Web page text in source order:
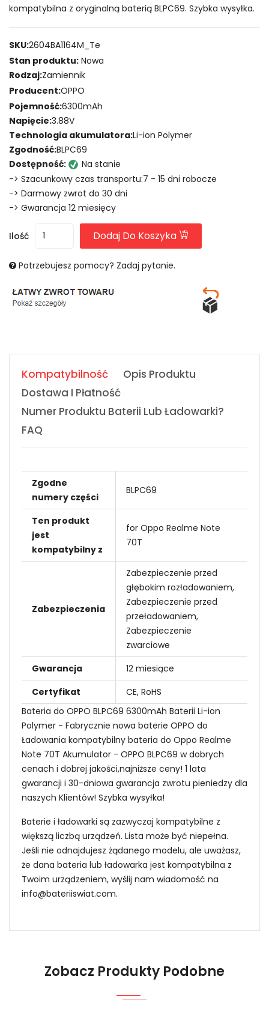
kompatybilna z oryginalną baterią BLPC69. Szybka wysyłka.
SKU:2604BA1164M_Te
Stan produktu: Nowa
Rodzaj:Zamiennik
Producent:OPPO
Pojemność:6300mAh
Napięcie:3.88V
Technologia akumulatora:Li-ion Polymer
Zgodność:BLPC69
Dostępność:
Na stanie
-> Szacunkowy czas transportu:7 - 15 dni robocze
-> Darmowy zwrot do 30 dni
-> Gwarancja 12 miesięcy
Ilość Dodaj Do Koszyka
Potrzebujesz pomocy? Zadaj pytanie.
Kompatybilność
Opis Produktu
Dostawa I Płatność
Numer Produktu Baterii Lub Ładowarki?
FAQ
Zgodne
numery części
BLPC69
Ten produkt
jest
kompatybilny z
for Oppo Realme Note
70T
Zabezpieczenia
Zabezpieczenie przed
głębokim rozładowaniem,
Zabezpieczenie przed
przeładowaniem,
Zabezpieczenie
zwarciowe
Gwarancja
12 miesiące
Certyfikat
CE, RoHS
Bateria do OPPO BLPC69 6300mAh Baterii Li-ion
Polymer - Fabrycznie nowa baterie OPPO do
Ładowania kompatybilny bateria do Oppo Realme
Note 70T Akumulator - OPPO BLPC69 w dobrych
cenach i dobrej jakości,najniższe ceny! 1 lata
gwarancji i 30-dniowa gwarancja zwrotu pieniedzy dla
naszych Klientów! Szybka wysyłka!
Baterie i ładowarki są zazwyczaj kompatybilne z
większą liczbą urządzeń. Lista może być niepełna.
Jeśli nie odnajdujesz żądanego modelu, ale uważasz,
że dana bateria lub ładowarka jest kompatybilna z
Twoim urządzeniem, wyślij nam wiadomość na
info@bateriiswiat.com.
Niezawodność i pewność
1.Model urządzenia
Zobacz Produkty Podobne